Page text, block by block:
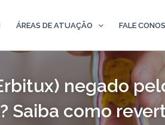
ÁREAS DE ATUAÇÃO FALE
negado
Saiba como